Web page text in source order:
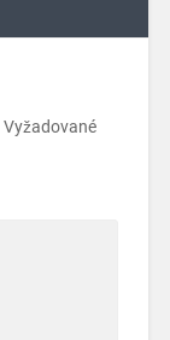
Vyžadované